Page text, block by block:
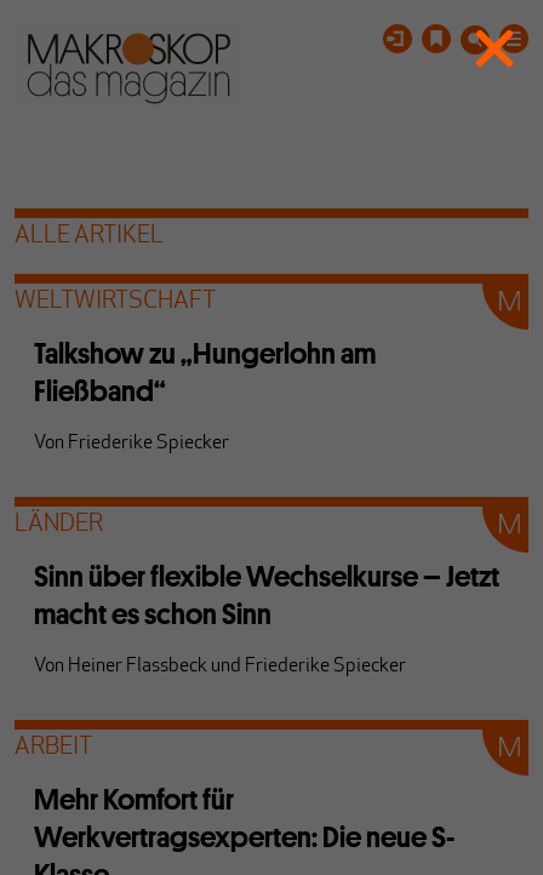
ALLE ARTIKEL
WELTWIRTSCHAFT
Talkshow zu „Hungerlohn am
Fließband“
Von Friederike Spiecker
LÄNDER
Sinn über flexible Wechselkurse – Jetzt
macht es schon Sinn
Von Heiner Flassbeck und Friederike Spiecker
ARBEIT
Mehr Komfort für
Werkvertragsexperten: Die neue S-